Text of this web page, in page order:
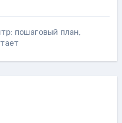
пошаговый план,